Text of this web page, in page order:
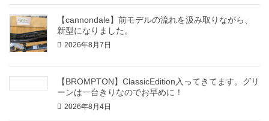
【cannondale】前モデルの流れを汲み取りながら、
新型になりました。
2026年8月7日
【BROMPTON】ClassicEdition入ってきてます。グリ
ーンは一台きりなのでお早めに！
2026年8月4日